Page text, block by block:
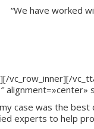
“We have worked
vc_row_inner][/
case was the
experts to help